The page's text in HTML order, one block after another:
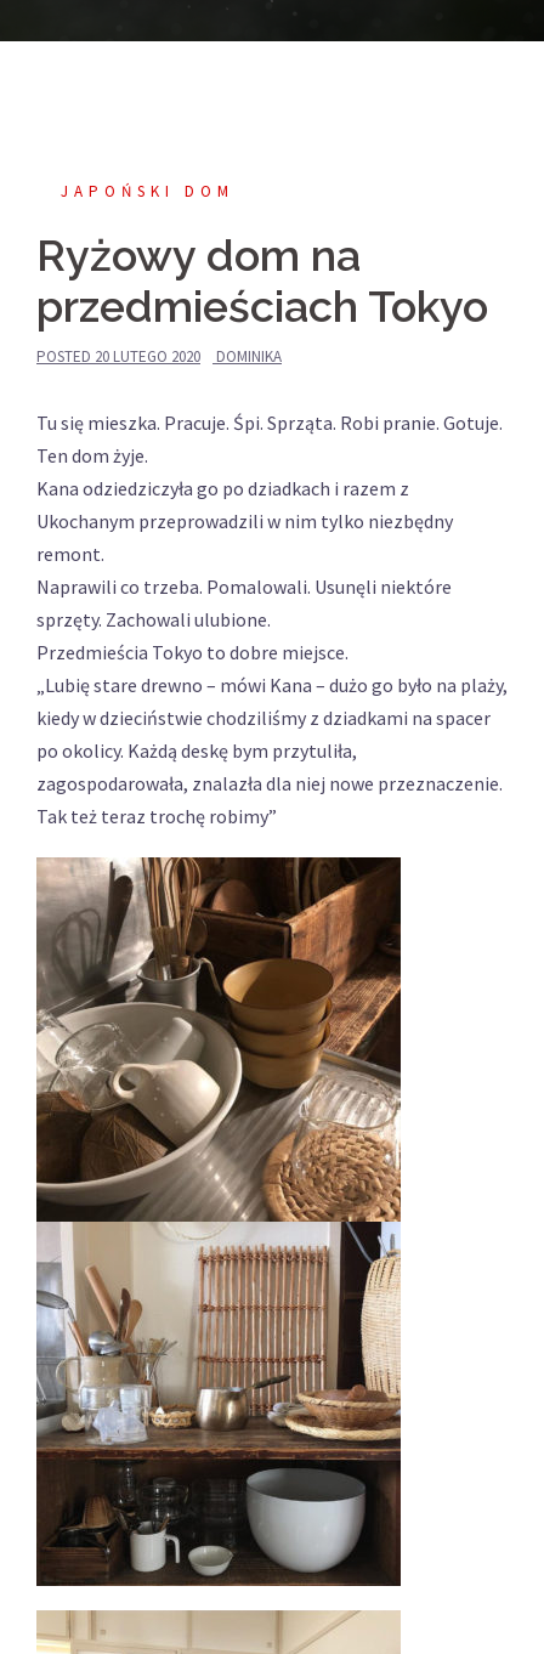
JAPOŃSKI DOM
Ryżowy dom na
przedmieściach Tokyo
POSTED 20 LUTEGO 2020 DOMINIKA
Tu się mieszka. Pracuje. Śpi. Sprząta. Robi pranie. Gotuje.
Ten dom żyje.
Kana odziedziczyła go po dziadkach i razem z
Ukochanym przeprowadzili w nim tylko niezbędny
remont.
Naprawili co trzeba. Pomalowali. Usunęli niektóre
sprzęty. Zachowali ulubione.
Przedmieścia Tokyo to dobre miejsce.
„Lubię stare drewno – mówi Kana – dużo go było na plaży,
kiedy w dzieciństwie chodziliśmy z dziadkami na spacer
po okolicy. Każdą deskę bym przytuliła,
zagospodarowała, znalazła dla niej nowe przeznaczenie.
Tak też teraz trochę robimy”